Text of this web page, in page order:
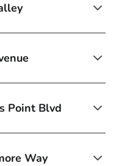
Point Blvd
Way